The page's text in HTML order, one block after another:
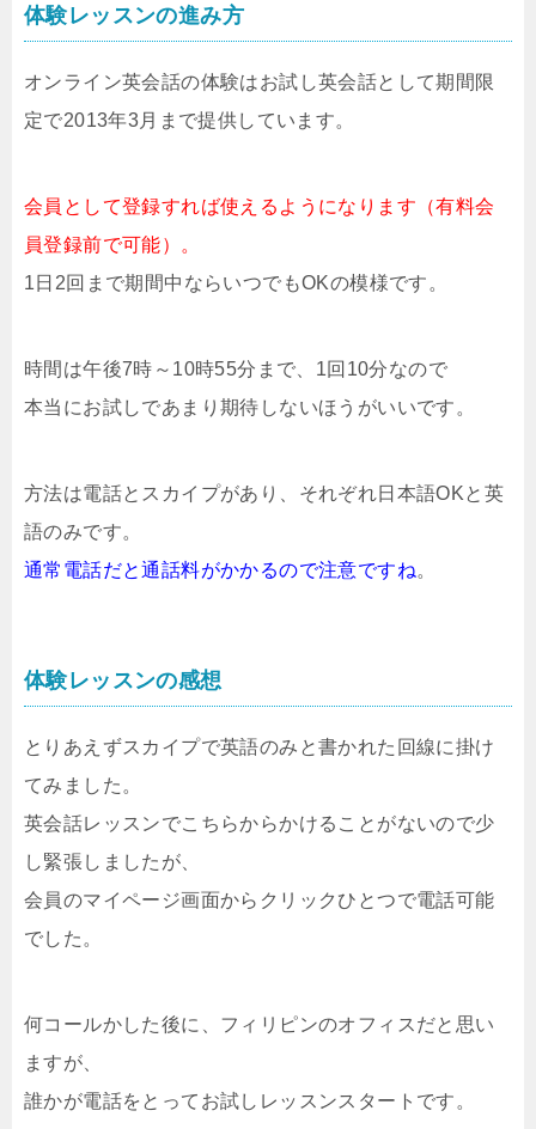
体験レッスンの進み方
オンライン英会話の体験はお試し英会話として期間限
定で2013年3月まで提供しています。
会員として登録すれば使えるようになります（有料会
員登録前で可能）。
1日2回まで期間中ならいつでもOKの模様です。
時間は午後7時～10時55分まで、1回10分なので
本当にお試しであまり期待しないほうがいいです。
方法は電話とスカイプがあり、それぞれ日本語OKと英
語のみです。
通常電話だと通話料がかかるので注意ですね。
体験レッスンの感想
とりあえずスカイプで英語のみと書かれた回線に掛け
てみました。
英会話レッスンでこちらからかけることがないので少
し緊張しましたが、
会員のマイページ画面からクリックひとつで電話可能
でした。
何コールかした後に、フィリピンのオフィスだと思い
ますが、
誰かが電話をとってお試しレッスンスタートです。